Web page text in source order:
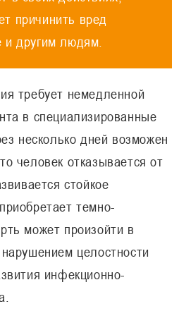
причинить вред
и другим людям.
требует немедленной
в специализированные
несколько дней возможен
человек отказывается от
стойкое
темно-
может произойти в
целостности
инфекционно-